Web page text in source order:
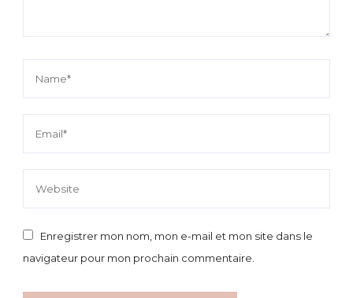
Enregistrer mon nom, mon e-mail et mon site dans le
navigateur pour mon prochain commentaire.